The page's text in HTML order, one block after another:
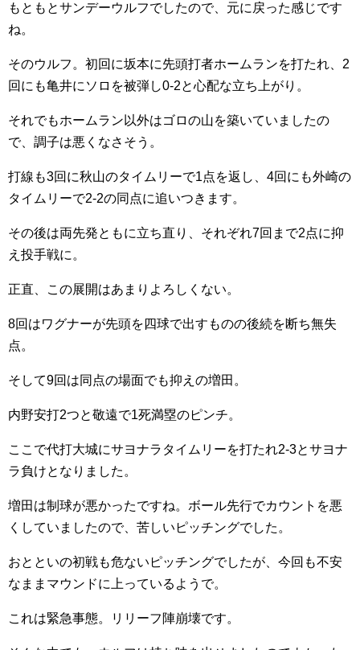
もともとサンデーウルフでしたので、元に戻った感じです
ね。
そのウルフ。初回に坂本に先頭打者ホームランを打たれ、2
回にも亀井にソロを被弾し0-2と心配な立ち上がり。
それでもホームラン以外はゴロの山を築いていましたの
で、調子は悪くなさそう。
打線も3回に秋山のタイムリーで1点を返し、4回にも外崎の
タイムリーで2-2の同点に追いつきます。
その後は両先発ともに立ち直り、それぞれ7回まで2点に抑
え投手戦に。
正直、この展開はあまりよろしくない。
8回はワグナーが先頭を四球で出すものの後続を断ち無失
点。
そして9回は同点の場面でも抑えの増田。
内野安打2つと敬遠で1死満塁のピンチ。
ここで代打大城にサヨナラタイムリーを打たれ2-3とサヨナ
ラ負けとなりました。
増田は制球が悪かったですね。ボール先行でカウントを悪
くしていましたので、苦しいピッチングでした。
おとといの初戦も危ないピッチングでしたが、今回も不安
なままマウンドに上っているようで。
これは緊急事態。リリーフ陣崩壊です。